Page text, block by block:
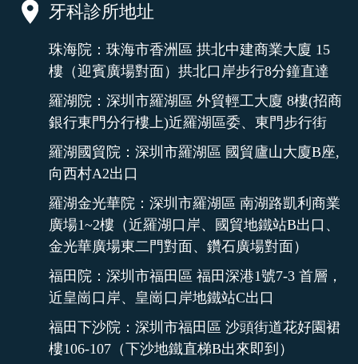
牙科診所地址
珠海院：珠海市香洲區 拱北中建商業大廈 15
樓（迎賓廣場對面）拱北口岸步行8分鐘直達
羅湖院：深圳市羅湖區 外貿輕工大廈 8樓(招商
銀行東門分行樓上)近羅湖區委、東門步行街
羅湖國貿院：深圳市羅湖區 國貿廬山大廈B座,
向西村A2出口
羅湖金光華院：深圳市羅湖區 南湖路凱利商業
廣場1~2樓（近羅湖口岸、國貿地鐵站B出口、
金光華廣場東二門對面、鑽石廣場對面）
福田院：深圳市福田區 福田深港1號7-3 首層，
近皇崗口岸、皇崗口岸地鐵站C出口
福田下沙院：深圳市福田區 沙頭街道花好園裙
樓106-107（下沙地鐵直梯B出來即到）